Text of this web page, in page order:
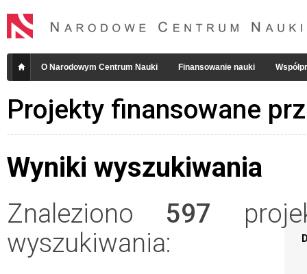
O Narodowym Centrum Nauki Finansowanie nauki
Projekty finansowane
Wyniki wyszukiwania
Znaleziono 597
wyszukiwania: